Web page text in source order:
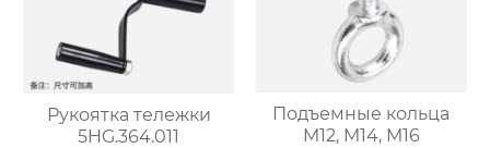
Рукоятка тележки
5HG.364.011
Подъемные кольца
M12, M14, M16